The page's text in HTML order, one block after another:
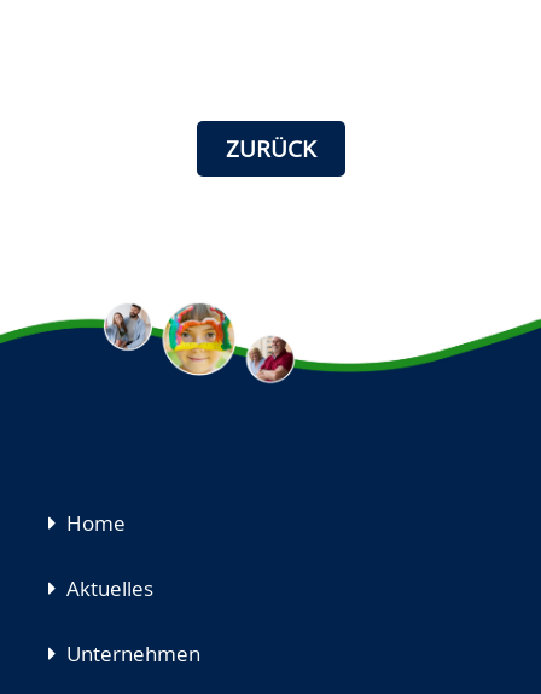
ZURÜCK
Navigation
Home
Aktuelles
Unternehmen